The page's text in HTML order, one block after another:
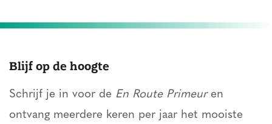
Blijf op de hoogte
Schrijf je in voor de En Route Primeuren
ontvang meerdere keren per jaar het mooiste